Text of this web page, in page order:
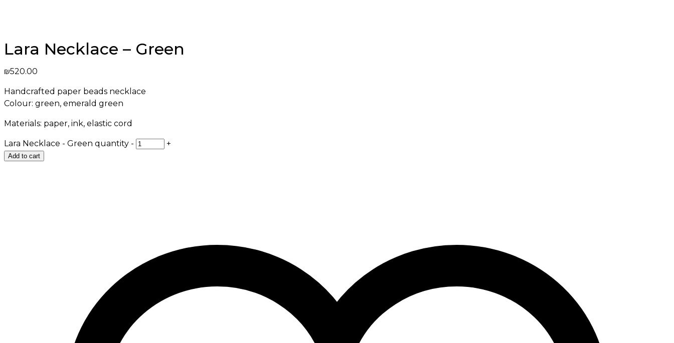
Lara Necklace – Green
₪520.00
Handcrafted paper beads necklace
Colour: green, emerald green
Materials: paper, ink, elastic cord
Lara Necklace - Green quantity - +
Add to cart